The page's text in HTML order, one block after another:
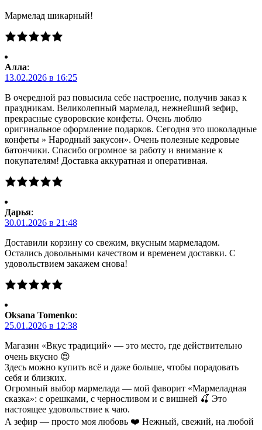
Мармелад шикарный!
Алла:
13.02.2026 в 16:25
В очередной раз повысила себе настроение, получив заказ к
праздникам. Великолепный мармелад, нежнейший зефир,
прекрасные суворовские конфеты. Очень люблю
оригинальное оформление подарков. Сегодня это шоколадные
конфеты » Народный закусон». Очень полезные кедровые
батончики. Спасибо огромное за работу и внимание к
покупателям! Доставка аккуратная и оперативная.
Дарья:
30.01.2026 в 21:48
Доставили корзину со свежим, вкусным мармеладом.
Остались довольными качеством и временем доставки. С
удовольствием закажем снова!
Oksana Tomenko:
25.01.2026 в 12:38
Магазин «Вкус традиций» — это место, где действительно
очень вкусно 😍
Здесь можно купить всё и даже больше, чтобы порадовать
себя и близких.
Огромный выбор мармелада — мой фаворит «Мармеладная
сказка»: с орешками, с черносливом и с вишней 🍒 Это
настоящее удовольствие к чаю.
А зефир — просто моя любовь ❤️ Нежный, свежий, на любой